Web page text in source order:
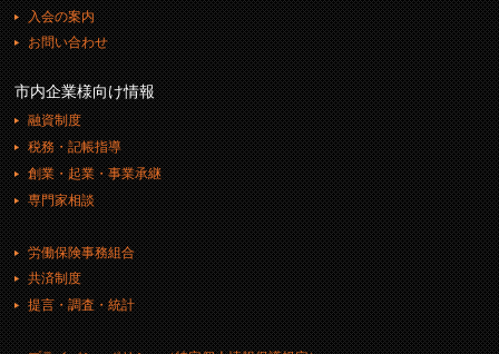
入会の案内
お問い合わせ
市内企業様向け情報
融資制度
税務・記帳指導
創業・起業・事業承継
専門家相談
労働保険事務組合
共済制度
提言・調査・統計